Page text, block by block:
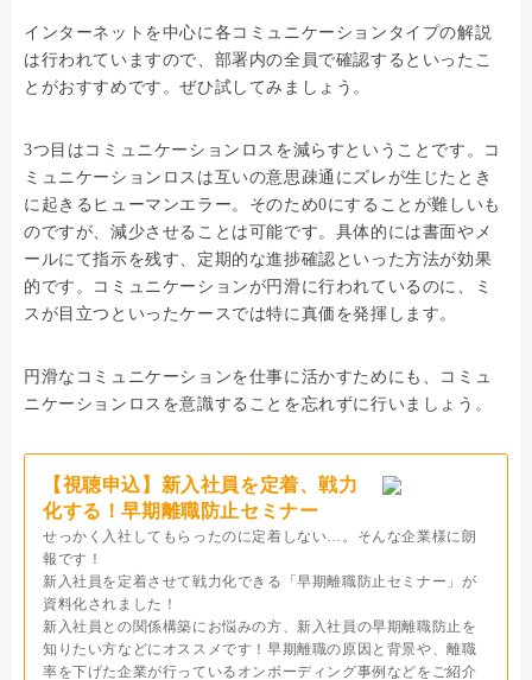
インターネットを中心に各コミュニケーションタイプの解説
は行われていますので、部署内の全員で確認するといったこ
とがおすすめです。ぜひ試してみましょう。
3つ目はコミュニケーションロスを減らすということです。コ
ミュニケーションロスは互いの意思疎通にズレが生じたとき
に起きるヒューマンエラー。そのため0にすることが難しいも
のですが、減少させることは可能です。具体的には書面やメ
ールにて指示を残す、定期的な進捗確認といった方法が効果
的です。コミュニケーションが円滑に行われているのに、ミ
スが目立つといったケースでは特に真価を発揮します。
円滑なコミュニケーションを仕事に活かすためにも、コミュ
ニケーションロスを意識することを忘れずに行いましょう。
【視聴申込】新入社員を定着、戦力
化する！早期離職防止セミナー
せっかく入社してもらったのに定着しない…。そんな企業様に朗
報です！
新入社員を定着させて戦力化できる「早期離職防止セミナー」が
資料化されました！
新入社員との関係構築にお悩みの方、新入社員の早期離職防止を
知りたい方などにオススメです！早期離職の原因と背景や、離職
率を下げた企業が行っているオンボーディング事例などをご紹介